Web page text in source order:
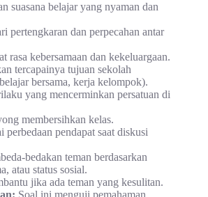
suasana belajar yang nyaman dan
pertengkaran dan perpecahan antar
rasa kebersamaan dan kekeluargaan.
tercapainya tujuan sekolah
bersama, kerja kelompok).
yang mencerminkan persatuan di
membersihkan kelas.
perbedaan pendapat saat diskusi
bedakan teman berdasarkan
atau status sosial.
jika ada teman yang kesulitan.
Soal ini menguji pemahaman